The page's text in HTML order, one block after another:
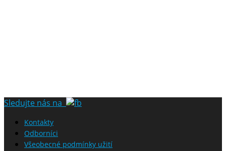
Sledujte nás na
Kontakty
Odborníci
Všeobecné podmínky užití